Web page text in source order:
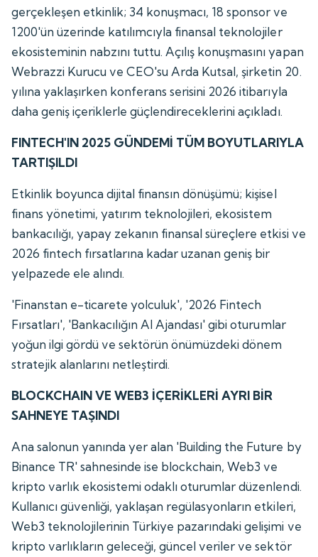
gerçekleşen etkinlik; 34 konuşmacı, 18 sponsor ve
1200'ün üzerinde katılımcıyla finansal teknolojiler
ekosisteminin nabzını tuttu. Açılış konuşmasını yapan
Webrazzi Kurucu ve CEO'su Arda Kutsal, şirketin 20.
yılına yaklaşırken konferans serisini 2026 itibarıyla
daha geniş içeriklerle güçlendireceklerini açıkladı.
FINTECH'IN 2025 GÜNDEMİ TÜM BOYUTLARIYLA
TARTIŞILDI
Etkinlik boyunca dijital finansın dönüşümü; kişisel
finans yönetimi, yatırım teknolojileri, ekosistem
bankacılığı, yapay zekanın finansal süreçlere etkisi ve
2026 fintech fırsatlarına kadar uzanan geniş bir
yelpazede ele alındı.
'Finanstan e-ticarete yolculuk', '2026 Fintech
Fırsatları', 'Bankacılığın AI Ajandası' gibi oturumlar
yoğun ilgi gördü ve sektörün önümüzdeki dönem
stratejik alanlarını netleştirdi.
BLOCKCHAIN VE WEB3 İÇERİKLERİ AYRI BİR
SAHNEYE TAŞINDI
Ana salonun yanında yer alan 'Building the Future by
Binance TR' sahnesinde ise blockchain, Web3 ve
kripto varlık ekosistemi odaklı oturumlar düzenlendi.
Kullanıcı güvenliği, yaklaşan regülasyonların etkileri,
Web3 teknolojilerinin Türkiye pazarındaki gelişimi ve
kripto varlıkların geleceği, güncel veriler ve sektör